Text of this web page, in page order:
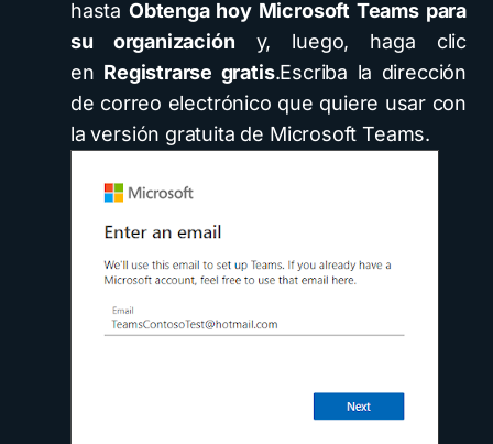
hasta Obtenga hoy Microsoft Teams para
su organización y, luego, haga clic
en Registrarse gratis.Escriba la dirección
de correo electrónico que quiere usar con
la versión gratuita de Microsoft Teams.